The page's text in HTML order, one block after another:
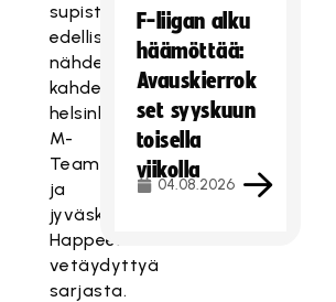
supistuu
edelliskauteen
nähden
kahdella
helsinkiläisen
M-
Teamin
ja
jyväskyläläisen
Happeen
vetäydyttyä
sarjasta.
F-liigan alku
häämöttää:
Avauskierrok
set syyskuun
toisella
viikolla
04.08.2026